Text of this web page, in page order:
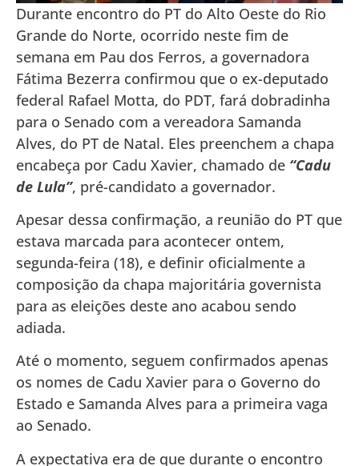
Durante encontro do PT do Alto Oeste do Rio
Grande do Norte, ocorrido neste fim de
semana em Pau dos Ferros, a governadora
Fátima Bezerra confirmou que o ex-deputado
federal Rafael Motta, do PDT, fará dobradinha
para o Senado com a vereadora Samanda
Alves, do PT de Natal. Eles preenchem a chapa
encabeça por Cadu Xavier, chamado de “Cadu
de Lula”, pré-candidato a governador.
Apesar dessa confirmação, a reunião do PT que
estava marcada para acontecer ontem,
segunda-feira (18), e definir oficialmente a
composição da chapa majoritária governista
para as eleições deste ano acabou sendo
adiada.
Até o momento, seguem confirmados apenas
os nomes de Cadu Xavier para o Governo do
Estado e Samanda Alves para a primeira vaga
ao Senado.
A expectativa era de que durante o encontro